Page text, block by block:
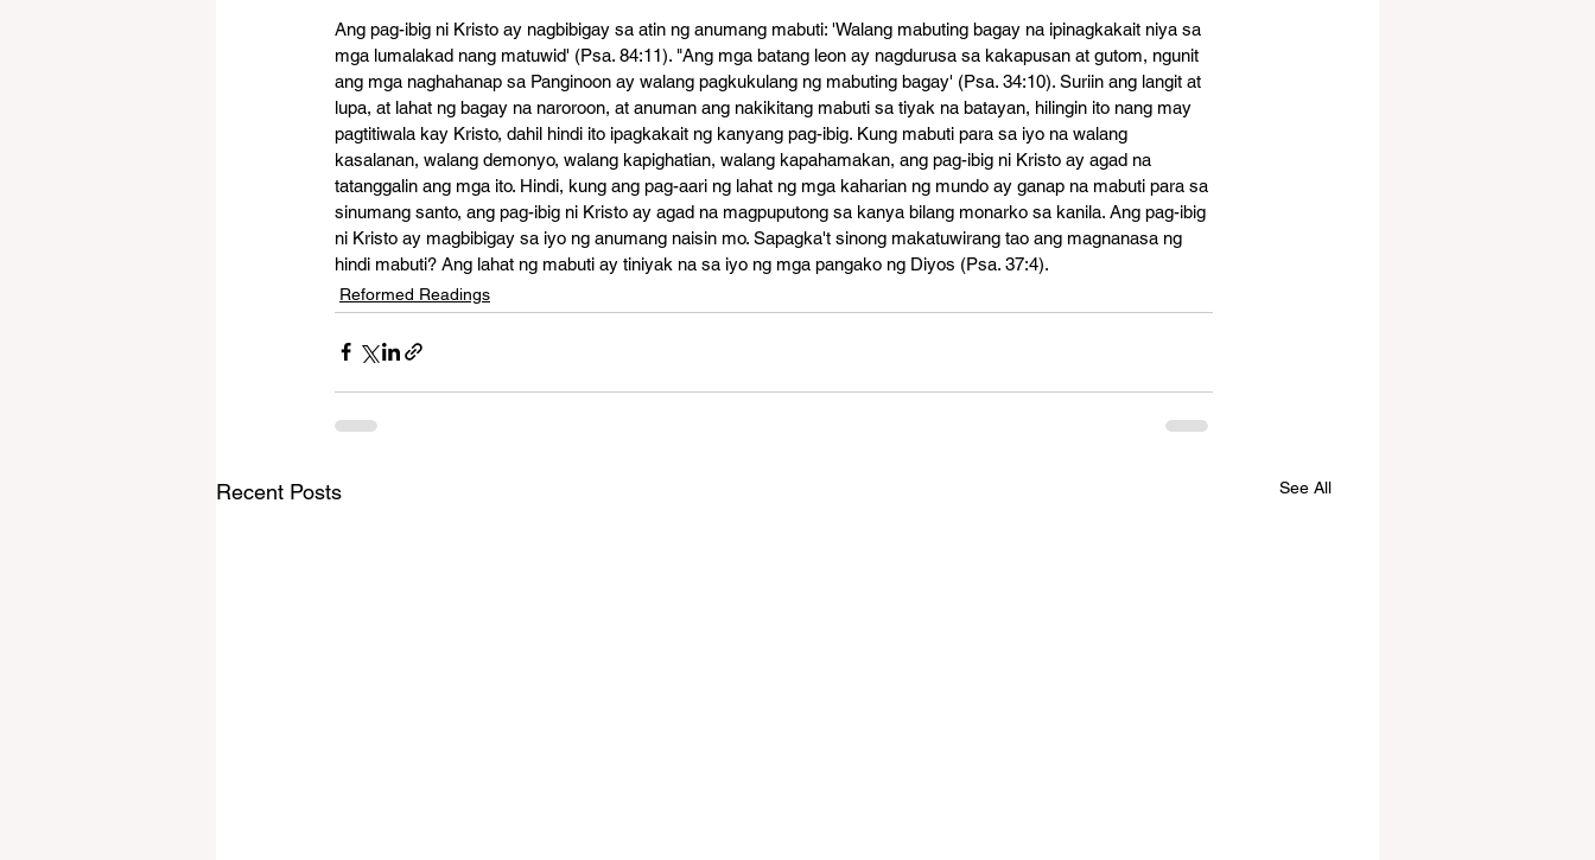
Ang pag-ibig ni Kristo ay nagbibigay sa atin ng anumang mabuti: 'Walang mabuting bagay na ipinagkakait niya sa
mga lumalakad nang matuwid' (Psa. 84:11). "Ang mga batang leon ay nagdurusa sa kakapusan at gutom, ngunit
ang mga naghahanap sa Panginoon ay walang pagkukulang ng mabuting bagay' (Psa. 34:10). Suriin ang langit at
lupa, at lahat ng bagay na naroroon, at anuman ang nakikitang mabuti sa tiyak na batayan, hilingin ito nang may
pagtitiwala kay Kristo, dahil hindi ito ipagkakait ng kanyang pag-ibig. Kung mabuti para sa iyo na walang
kasalanan, walang demonyo, walang kapighatian, walang kapahamakan, ang pag-ibig ni Kristo ay agad na
tatanggalin ang mga ito. Hindi, kung ang pag-aari ng lahat ng mga kaharian ng mundo ay ganap na mabuti para sa
sinumang santo, ang pag-ibig ni Kristo ay agad na magpuputong sa kanya bilang monarko sa kanila. Ang pag-ibig
ni Kristo ay magbibigay sa iyo ng anumang naisin mo. Sapagka't sinong makatuwirang tao ang magnanasa ng
hindi mabuti? Ang lahat ng mabuti ay tiniyak na sa iyo ng mga pangako ng Diyos (Psa. 37:4).
Reformed Readings
Recent Posts See All